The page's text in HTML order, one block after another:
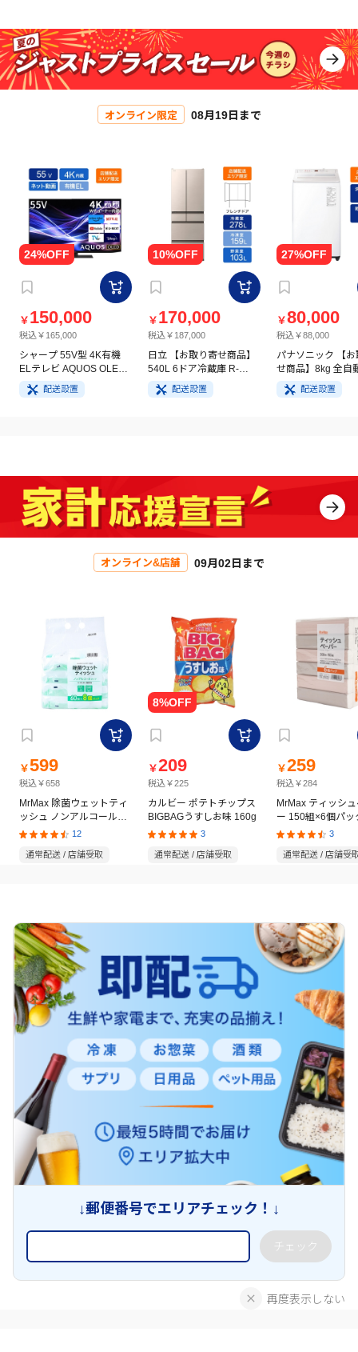
オンライン限定 08月19日まで
￥ 150,000
税込￥165,000
シャープ 55V型 4K有機
ELテレビ AQUOS OLED
4T-C55GQ3
配送設置
￥ 170,000
税込￥187,000
日立 【お取り寄せ商品】
540L 6ドア冷蔵庫 R-
HW54V(N) ライトゴール
ド
配送設置
￥80,000
税込￥88,000
パナソニック 【お
せ商品】8kg 全自
洗濯機 NA-
イト
配送設置
オンライン&店舗 09月02日まで
￥599
税込￥658
MrMax 除菌ウェットティ
ッシュ ノンアルコールタ
イプ 60枚×8個パック
12
通常配送 / 店舗受取
￥209
税込￥225
カルビー ポテトチップス
BIGBAGうすしお味 160g
3
通常配送 / 店舗受取
￥259
税込￥284
MrMax ティッシ
ー 150組×6個パッ
3
通常配送 / 店舗受
↓郵便番号でエリアチェック！↓
チェック
再度表示しない